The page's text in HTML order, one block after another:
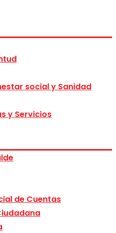
social y Sanidad
y Servicios
de Cuentas